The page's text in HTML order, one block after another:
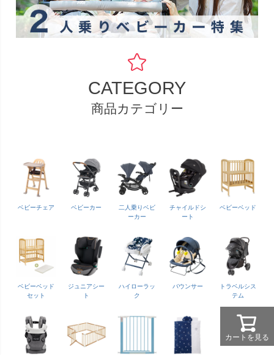
CATEGORY
商品カテゴリー
ベビーチェア ベビーカー
二人乗りベビ
ーカー
チャイルドシ
ート
ベビーベッド
ベビーベッド
セット
ジュニアシー
ト
ハイローラッ
ク
バウンサー
トラベルシス
テム
カートを見る